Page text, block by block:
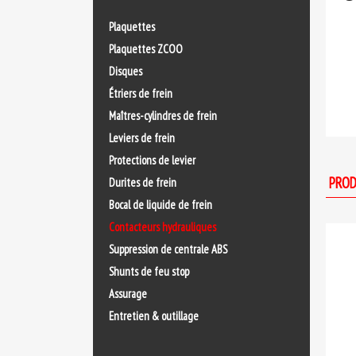
Plaquettes
Plaquettes ZCOO
Disques
Étriers de frein
Maîtres-cylindres de frein
Leviers de frein
Protections de levier
Durites de frein
Bocal de liquide de frein
Contacteurs hydrauliques
Suppression de centrale ABS
Shunts de feu stop
Assurage
Entretien & outillage